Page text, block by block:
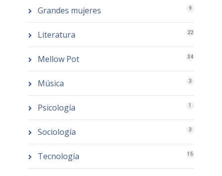
Grandes mujeres 9
Literatura 22
Mellow Pot 34
Música 3
Psicología 1
Sociología 3
Tecnología 15